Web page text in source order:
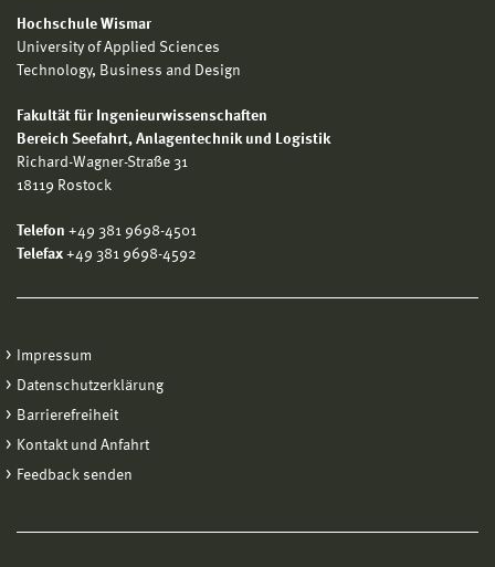
Hochschule Wismar
University of Applied Sciences
Technology, Business and Design
Fakultät für Ingenieurwissenschaften
Bereich Seefahrt, Anlagentechnik und Logistik
Richard-Wagner-Straße 31
18119 Rostock
Telefon +49 381 9698-4501
Telefax +49 381 9698-4592
Impressum
Datenschutzerklärung
Barrierefreiheit
Kontakt und Anfahrt
Feedback senden